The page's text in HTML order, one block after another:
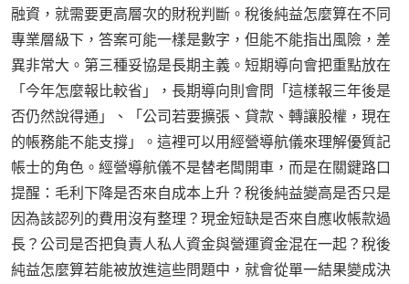
融資，就需要更高層次的財稅判斷。稅後純益怎麼算在不同
專業層級下，答案可能一樣是數字，但能不能指出風險，差
異非常大。第三種妥協是長期主義。短期導向會把重點放在
「今年怎麼報比較省」，長期導向則會問「這樣報三年後是
否仍然說得通」、「公司若要擴張、貸款、轉讓股權，現在
的帳務能不能支撐」。這裡可以用經營導航儀來理解優質記
帳士的角色。經營導航儀不是替老闆開車，而是在關鍵路口
提醒：毛利下降是否來自成本上升？稅後純益變高是否只是
因為該認列的費用沒有整理？現金短缺是否來自應收帳款過
長？公司是否把負責人私人資金與營運資金混在一起？稅後
純益怎麼算若能被放進這些問題中，就會從單一結果變成決